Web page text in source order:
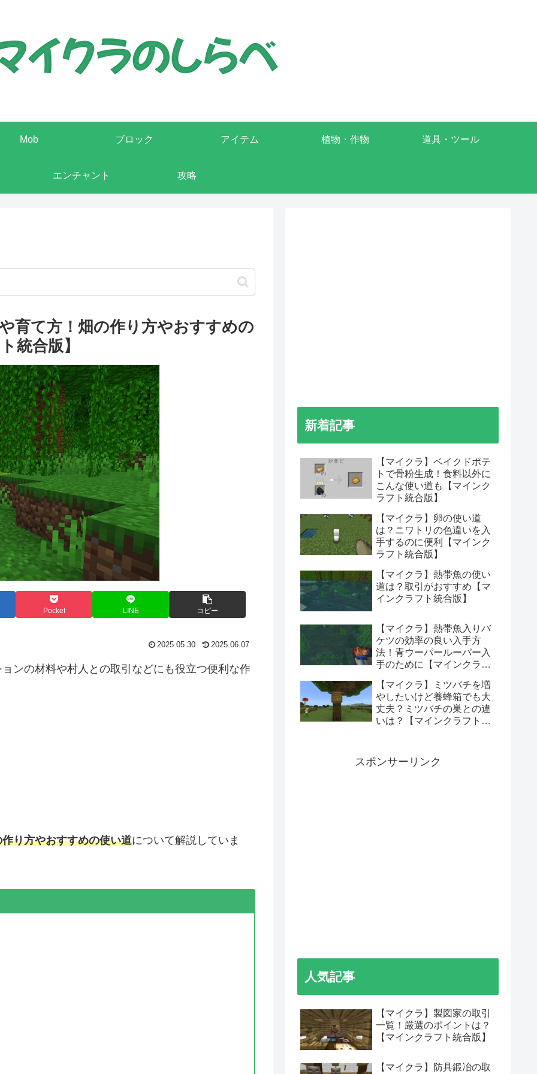
Mob ブロック アイテム 植物・作物 道具・ツール
エンチャント 攻略
育て方！畑の作り方やおすすめの
統合版】
Pocket LINE コピー
2025.05.30 2025.06.07
ンの材料や村人との取引などにも役立つ便利な作
り方やおすすめの使い道について解説していま
新着記事
【マイクラ】ベイクドポテ
トで骨粉生成！食料以外に
こんな使い道も【マインク
ラフト統合版】
【マイクラ】卵の使い道
は？ニワトリの色違いを入
手するのに便利【マインク
ラフト統合版】
【マイクラ】熱帯魚の使い
道は？取引がおすすめ【マ
インクラフト統合版】
【マイクラ】熱帯魚入りバ
ケツの効率の良い入手方
法！青ウーパールーパー入
手のために【マインクラフ
【マイクラ】ミツバチを増
やしたいけど養蜂箱でも大
丈夫？ミツバチの巣との違
いは？【マインクラフト統
スポンサーリンク
人気記事
【マイクラ】製図家の取引
一覧！厳選のポイントは？
【マインクラフト統合版】
【マイクラ】防具鍛冶の取